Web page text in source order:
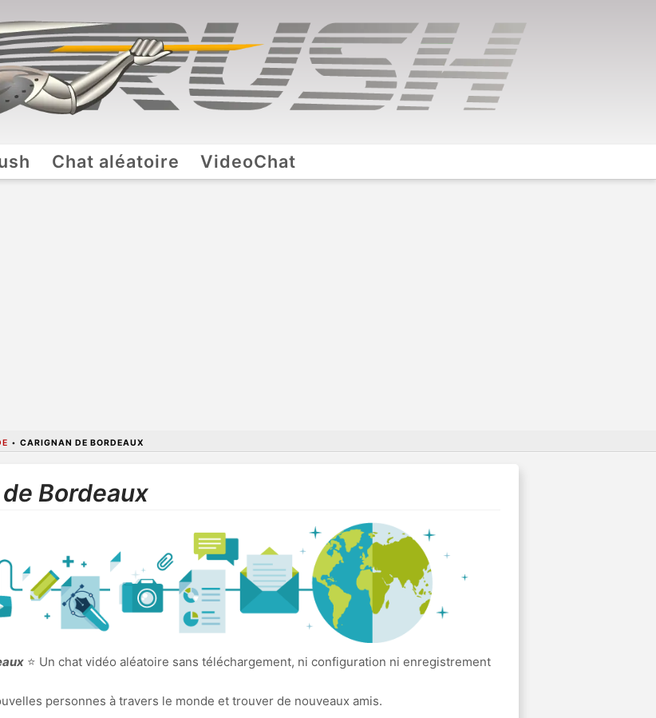
Chat aléatoire VideoChat
• CARIGNAN DE BORDEAUX
Bordeaux
⭐ Un chat vidéo aléatoire sans téléchargement, ni configuration ni enregistrement
personnes à travers le monde et trouver de nouveaux amis.